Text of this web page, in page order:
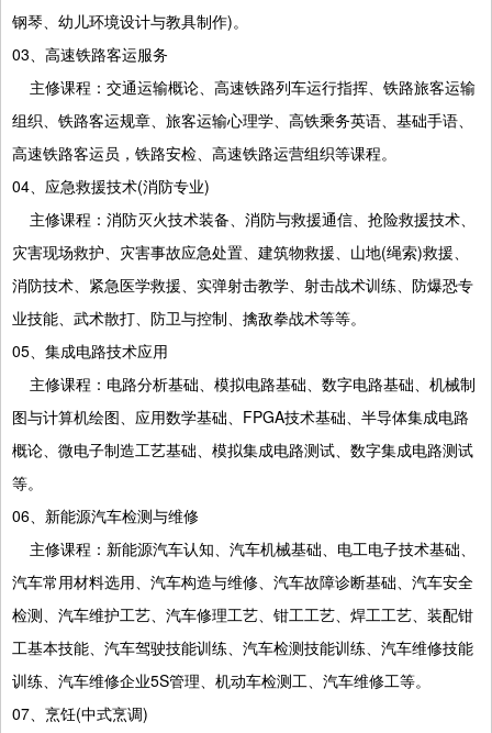
钢琴、幼儿环境设计与教具制作)。
03、高速铁路客运服务
主修课程：交通运输概论、高速铁路列车运行指挥、铁路旅客运输
组织、铁路客运规章、旅客运输心理学、高铁乘务英语、基础手语、
高速铁路客运员，铁路安检、高速铁路运营组织等课程。
04、应急救援技术(消防专业)
主修课程：消防灭火技术装备、消防与救援通信、抢险救援技术、
灾害现场救护、灾害事故应急处置、建筑物救援、山地(绳索)救援、
消防技术、紧急医学救援、实弹射击教学、射击战术训练、防爆恐专
业技能、武术散打、防卫与控制、擒敌拳战术等等。
05、集成电路技术应用
主修课程：电路分析基础、模拟电路基础、数字电路基础、机械制
图与计算机绘图、应用数学基础、FPGA技术基础、半导体集成电路
概论、微电子制造工艺基础、模拟集成电路测试、数字集成电路测试
等。
06、新能源汽车检测与维修
主修课程：新能源汽车认知、汽车机械基础、电工电子技术基础、
汽车常用材料选用、汽车构造与维修、汽车故障诊断基础、汽车安全
检测、汽车维护工艺、汽车修理工艺、钳工工艺、焊工工艺、装配钳
工基本技能、汽车驾驶技能训练、汽车检测技能训练、汽车维修技能
训练、汽车维修企业5S管理、机动车检测工、汽车维修工等。
07、烹饪(中式烹调)